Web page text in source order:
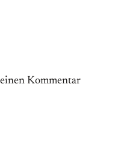
Kommentar